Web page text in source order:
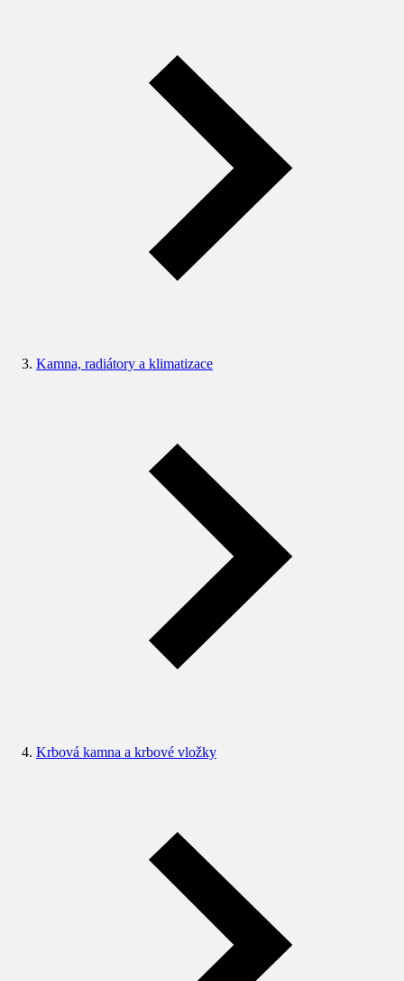
Kamna, radiátory a klimatizace
Krbová kamna a krbové vložky